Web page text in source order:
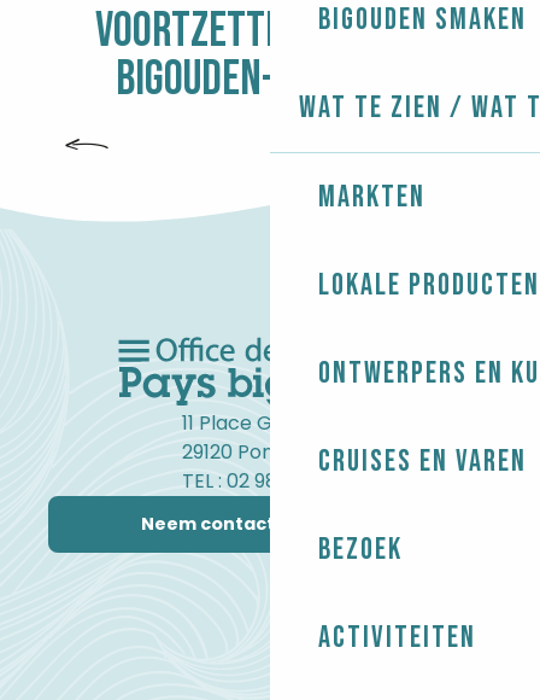
Bigouden smaken
Wat te zien / Wat
Markten
Lokale producten
Ontwerpers en
Cruises en varen
Bezoek
Activiteiten
VOORTZETTING VAN HET
BIGOUDEN-AVONTUUR
STRUCTUREN MET HET LABEL ACCUEIL VÉLO
11 Place Gambetta
29120 Pont-l'Abbé
TEL : 02 98 82 37 99
Neem contact met ons op